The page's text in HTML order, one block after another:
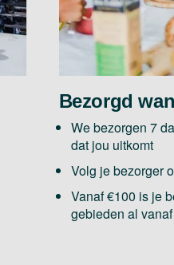
Bezorgd
We bezorgen 7
dat jou uitkomt
Volg je bezorger
Vanaf €100 is je
gebieden al